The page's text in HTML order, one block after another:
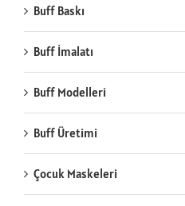
Buff Baskı
Buff İmalatı
Buff Modelleri
Buff Üretimi
Çocuk Maskeleri